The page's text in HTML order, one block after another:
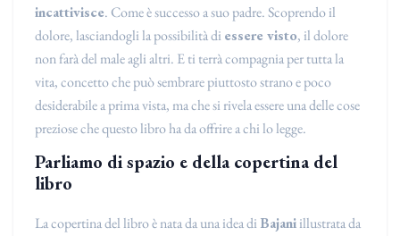
incattivisce. Come è successo a suo padre. Scoprendo il
dolore, lasciandogli la possibilità di essere visto, il dolore
non farà del male agli altri. E ti terrà compagnia per tutta la
vita, concetto che può sembrare piuttosto strano e poco
desiderabile a prima vista, ma che si rivela essere una delle cose
preziose che questo libro ha da offrire a chi lo legge.
Parliamo di spazio e della copertina del
libro
La copertina del libro è nata da una idea di Bajaniillustrata da